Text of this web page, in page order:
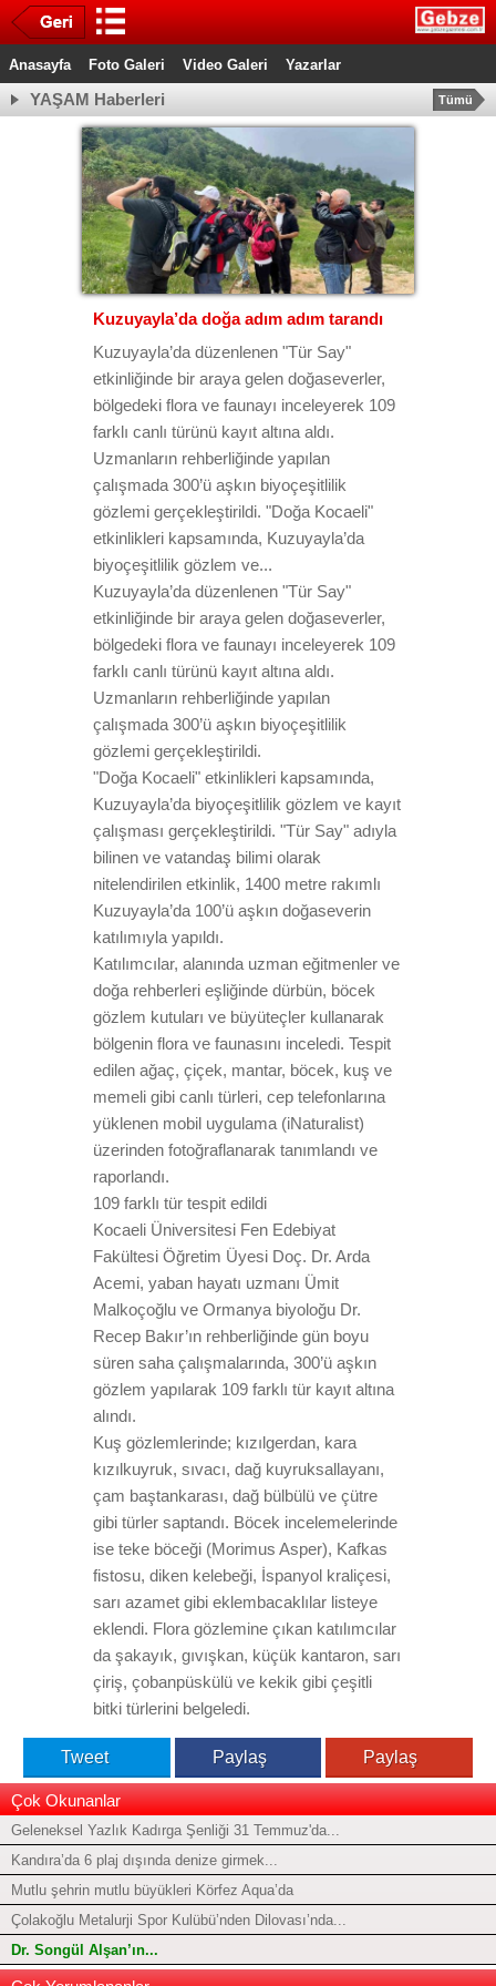
Anasayfa Foto Galeri Video Galeri Yazarlar
YAŞAM Haberleri Tümü
Kuzuyayla’da doğa adım adım tarandı
Kuzuyayla’da düzenlenen "Tür Say"
etkinliğinde bir araya gelen doğaseverler,
bölgedeki flora ve faunayı inceleyerek 109
farklı canlı türünü kayıt altına aldı.
Uzmanların rehberliğinde yapılan
çalışmada 300’ü aşkın biyoçeşitlilik
gözlemi gerçekleştirildi. "Doğa Kocaeli"
etkinlikleri kapsamında, Kuzuyayla’da
biyoçeşitlilik gözlem ve...
Kuzuyayla’da düzenlenen "Tür Say"
etkinliğinde bir araya gelen doğaseverler,
bölgedeki flora ve faunayı inceleyerek 109
farklı canlı türünü kayıt altına aldı.
Uzmanların rehberliğinde yapılan
çalışmada 300’ü aşkın biyoçeşitlilik
gözlemi gerçekleştirildi.
"Doğa Kocaeli" etkinlikleri kapsamında,
Kuzuyayla’da biyoçeşitlilik gözlem ve kayıt
çalışması gerçekleştirildi. "Tür Say" adıyla
bilinen ve vatandaş bilimi olarak
nitelendirilen etkinlik, 1400 metre rakımlı
Kuzuyayla’da 100’ü aşkın doğaseverin
katılımıyla yapıldı.
Katılımcılar, alanında uzman eğitmenler ve
doğa rehberleri eşliğinde dürbün, böcek
gözlem kutuları ve büyüteçler kullanarak
bölgenin flora ve faunasını inceledi. Tespit
edilen ağaç, çiçek, mantar, böcek, kuş ve
memeli gibi canlı türleri, cep telefonlarına
yüklenen mobil uygulama (iNaturalist)
üzerinden fotoğraflanarak tanımlandı ve
raporlandı.
109 farklı tür tespit edildi
Kocaeli Üniversitesi Fen Edebiyat
Fakültesi Öğretim Üyesi Doç. Dr. Arda
Acemi, yaban hayatı uzmanı Ümit
Malkoçoğlu ve Ormanya biyoloğu Dr.
Recep Bakır’ın rehberliğinde gün boyu
süren saha çalışmalarında, 300’ü aşkın
gözlem yapılarak 109 farklı tür kayıt altına
alındı.
Kuş gözlemlerinde; kızılgerdan, kara
kızılkuyruk, sıvacı, dağ kuyruksallayanı,
çam baştankarası, dağ bülbülü ve çütre
gibi türler saptandı. Böcek incelemelerinde
ise teke böceği (Morimus Asper), Kafkas
fistosu, diken kelebeği, İspanyol kraliçesi,
sarı azamet gibi eklembacaklılar listeye
eklendi. Flora gözlemine çıkan katılımcılar
da şakayık, gıvışkan, küçük kantaron, sarı
çiriş, çobanpüskülü ve kekik gibi çeşitli
bitki türlerini belgeledi.
Tweet Paylaş Paylaş
Çok Okunanlar
Geleneksel Yazlık Kadırga Şenliği 31 Temmuz'da...
Kandıra’da 6 plaj dışında denize girmek...
Mutlu şehrin mutlu büyükleri Körfez Aqua’da
Çolakoğlu Metalurji Spor Kulübü’nden Dilovası’nda...
Dr. Songül Alşan’ın...